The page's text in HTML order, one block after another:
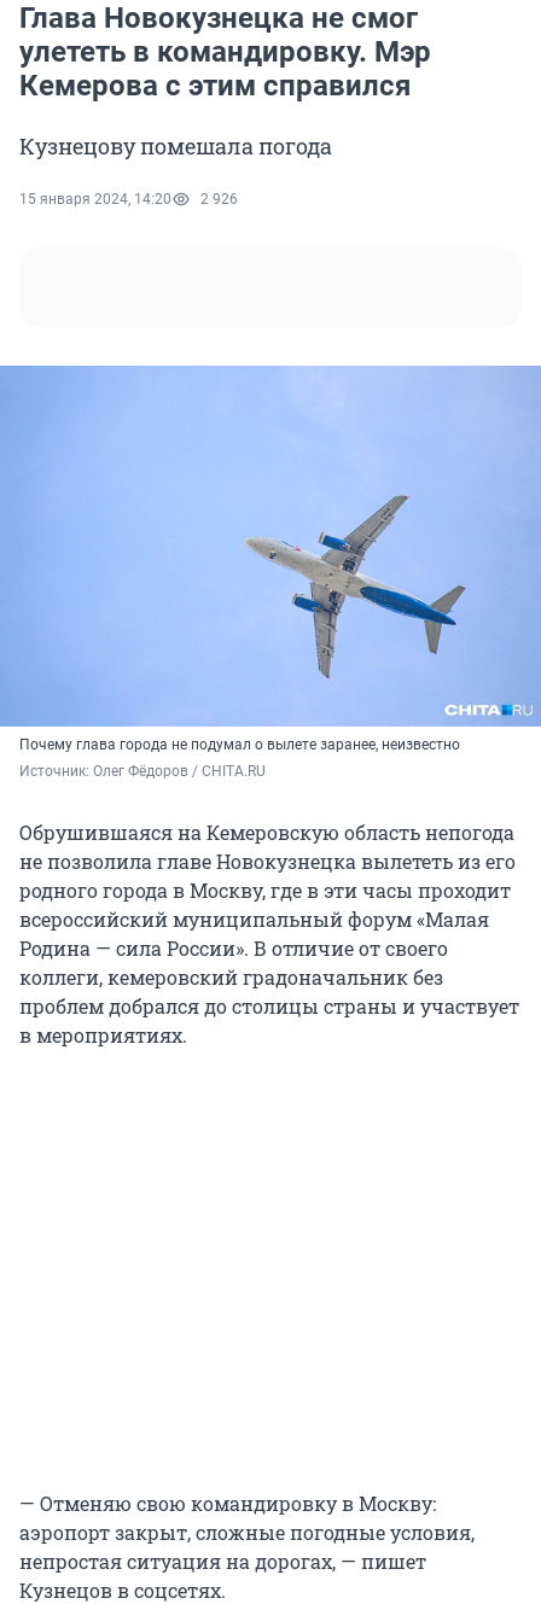
Глава Новокузнецка не смог
улететь в командировку. Мэр
Кемерова с этим справился
Кузнецову помешала погода
15 января 2024, 14:20 2 926
Почему глава города не подумал о вылете заранее, неизвестно
Источник: Олег Фёдоров / CHITA.RU
Обрушившаяся на Кемеровскую область непогода
не позволила главе Новокузнецка вылететь из его
родного города в Москву, где в эти часы проходит
всероссийский муниципальный форум «Малая
Родина — сила России». В отличие от своего
коллеги, кемеровский градоначальник без
проблем добрался до столицы страны и участвует
в мероприятиях.
— Отменяю свою командировку в Москву:
аэропорт закрыт, сложные погодные условия,
непростая ситуация на дорогах, — пишет
Кузнецов в соцсетях.